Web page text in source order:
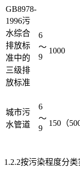
GB8978-
1996污
水综合
排放标
准中的
三级排
放标准
6
～
9
1000
城市污
水管道
6
～
9
150（
1.2.2按污染程度分